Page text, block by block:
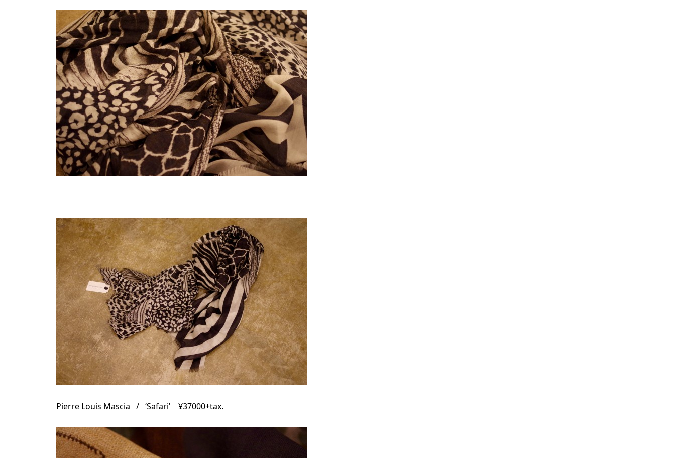
Pierre Louis Mascia / ‘Safari’ ¥37000+tax.